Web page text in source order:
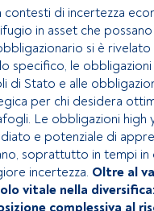
contesti di incertezza
in asset che
si è
specifico, le
di Stato e alle
per chi desidera
Le obbligazioni high
e potenziale di
soprattutto in tempi
incertezza. Oltre al
vitale nella
complessiva al